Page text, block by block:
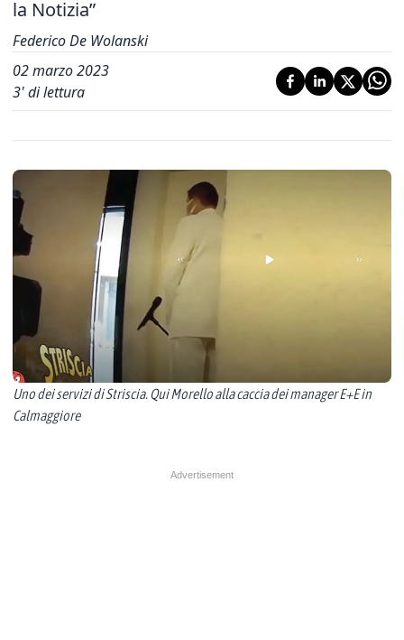
la Notizia”
Federico De Wolanski
02 marzo 2023
3' di lettura
Uno dei servizi di Striscia. Qui Morello alla caccia dei manager E+E in
Calmaggiore